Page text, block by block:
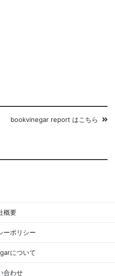
bookvinegar report はこちら
概要
ーポリシー
について
合わせ